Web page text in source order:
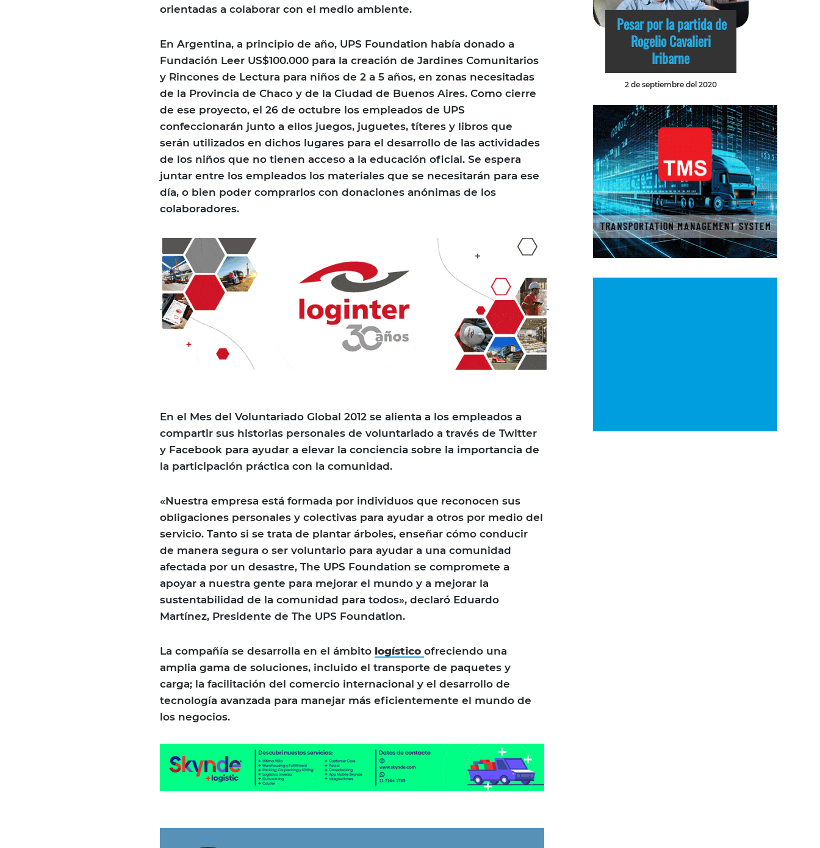
orientadas a colaborar con el medio ambiente.
En Argentina, a principio de año, UPS Foundation había donado a
Fundación Leer US$100.000 para la creación de Jardines Comunitarios
y Rincones de Lectura para niños de 2 a 5 años, en zonas necesitadas
de la Provincia de Chaco y de la Ciudad de Buenos Aires. Como cierre
de ese proyecto, el 26 de octubre los empleados de UPS
confeccionarán junto a ellos juegos, juguetes, títeres y libros que
serán utilizados en dichos lugares para el desarrollo de las actividades
de los niños que no tienen acceso a la educación oficial. Se espera
juntar entre los empleados los materiales que se necesitarán para ese
día, o bien poder comprarlos con donaciones anónimas de los
colaboradores.
En el Mes del Voluntariado Global 2012 se alienta a los empleados a
compartir sus historias personales de voluntariado a través de Twitter
y Facebook para ayudar a elevar la conciencia sobre la importancia de
la participación práctica con la comunidad.
«Nuestra empresa está formada por individuos que reconocen sus
obligaciones personales y colectivas para ayudar a otros por medio del
servicio. Tanto si se trata de plantar árboles, enseñar cómo conducir
de manera segura o ser voluntario para ayudar a una comunidad
afectada por un desastre, The UPS Foundation se compromete a
apoyar a nuestra gente para mejorar el mundo y a mejorar la
sustentabilidad de la comunidad para todos», declaró Eduardo
Martínez, Presidente de The UPS Foundation.
La compañía se desarrolla en el ámbito logístico ofreciendo una
amplia gama de soluciones, incluido el transporte de paquetes y
carga; la facilitación del comercio internacional y el desarrollo de
tecnología avanzada para manejar más eficientemente el mundo de
los negocios.
Pesar por la partida de
Rogelio Cavalieri
Iribarne
2 de septiembre del 2020